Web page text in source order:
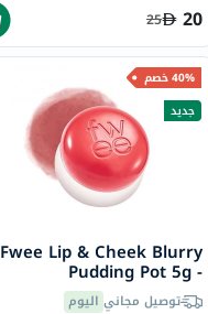
20
25
40% خصم
جديد
Fwee Lip & Cheek Blurry
Pudding Pot 5g -
Seventeen/CR04
توصيل مجاني اليوم